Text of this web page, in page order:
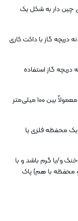
چین دار به شکل یک
دریچه گاز با داکت کاری
دریچه گاز استفاده
معمولاً از فیلتر هوای استوانه‌ای استفاده می‌کنند که معمولاً بین ۱۰۰ میلی‌متر
در یک محفظه فلزی یا
و/یا گرم باشد و با
محفظه با هم) پاک